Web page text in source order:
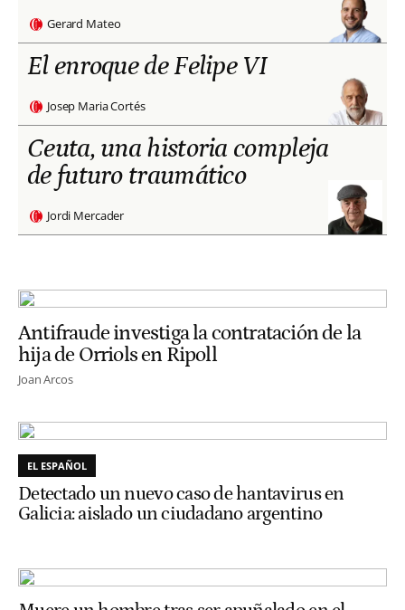
Gerard Mateo
El enroque de Felipe VI
Josep Maria Cortés
Ceuta, una historia compleja
de futuro traumático
Jordi Mercader
Antifraude investiga la contratación de la
hija de Orriols en Ripoll
Joan Arcos
EL ESPAÑOL
Detectado un nuevo caso de hantavirus en
Galicia: aislado un ciudadano argentino